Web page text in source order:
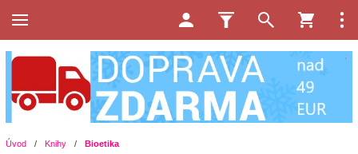
Úvod / Knihy / Bioetika